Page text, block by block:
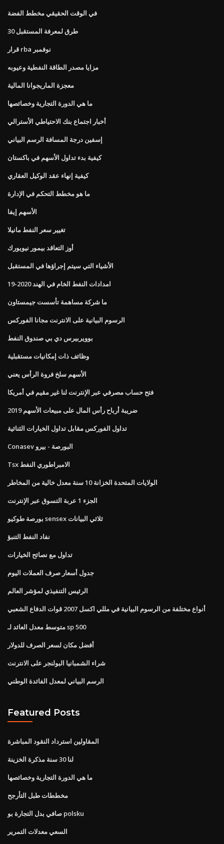
في الوقت الحقيقي مخطط الفضة
30 طرق لمعرفة المستقبل
قرار rba نوفمبر
مزايا مصدر الطاقة النفطية وعيوبه
معجزة الماريجوانا المالية
ما هي الدورة التجارية وخصائصها
أخبار اجتماع بنك الاحتياطي الأسترالي
إسفين درجة المسافة الرسم البياني
كيفية بدء تداول الأسهم في باكستان
كيفية إنهاء عقد الوكيل العقاري
ما هو مخطط التحكم في الإدارة
الأسهم إيفا
تغيير سعر النفط مانيلا
أوز التعاقد بيمور نيويورك
الأشياء التي سيتم إجراؤها في المستقبل
امدادات النفط الخام في الهند 2020-19
ما شركة مساهمة تأسست جيمستاون
الرسوم البيانية على الانترنت مجانا الفوركس
بوويربيرس دي بي صندوق النفط
وظائف ذات إمكانيات مستقبلية
الأسهم سلخ فروة الرأس يعني
فتح حساب مصرفي عبر الإنترنت لنا غير مقيم في أمريكا
ضريبة أرباح رأس المال على مبيعات الأسهم 2019
تداول الفوركس مقابل تداول الخيارات الثنائية
Conasev البورصة - بيرو
Tsx الامبراطوري النفط
الولايات المتحدة الخزانة 10 سنة معدل خالية من المخاطر
الجزء 1 عربة التسوق عبر الإنترنت
بورصة طوكيو sensex ثلاثي البيانات
نفاد النفط التنبؤ
تداول مع نصائح الخيارات
جدول أسعار صرف العملات اليوم
الرئيس التنفيذي لمؤشر العالم
أنواع مختلفة من الرسوم البيانية في مللي اكسل 2007 قوات الدفاع الشعبي
متوسط ​​معدل العائد لـ sp 500
أفضل مكان لسعر الصرف للدولار
شراء الشمبانيا البولنجر على الانترنت
الرسم البياني لمعدل الفائدة الوطني
Featured Posts
المقاولين استرداد النقود المباشرة
لنا 30 سنة مذكرة الخزينة
ما هي الدورة التجارية وخصائصها
مخططات طبل التأرجح
صافي بدل التجارة بو polsku
السعي معدلات التمرير